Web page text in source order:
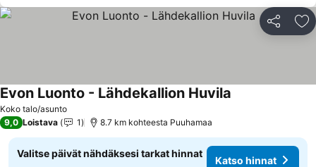
Jaa
Koko talo/asunto
Evon Luonto - Lähdekallion Huvila
9,0 Loistava 1 8.7 km kohteesta Puuhamaa
Valitse päivät nähdäksesi tarkat hinnat
Katso hinnat